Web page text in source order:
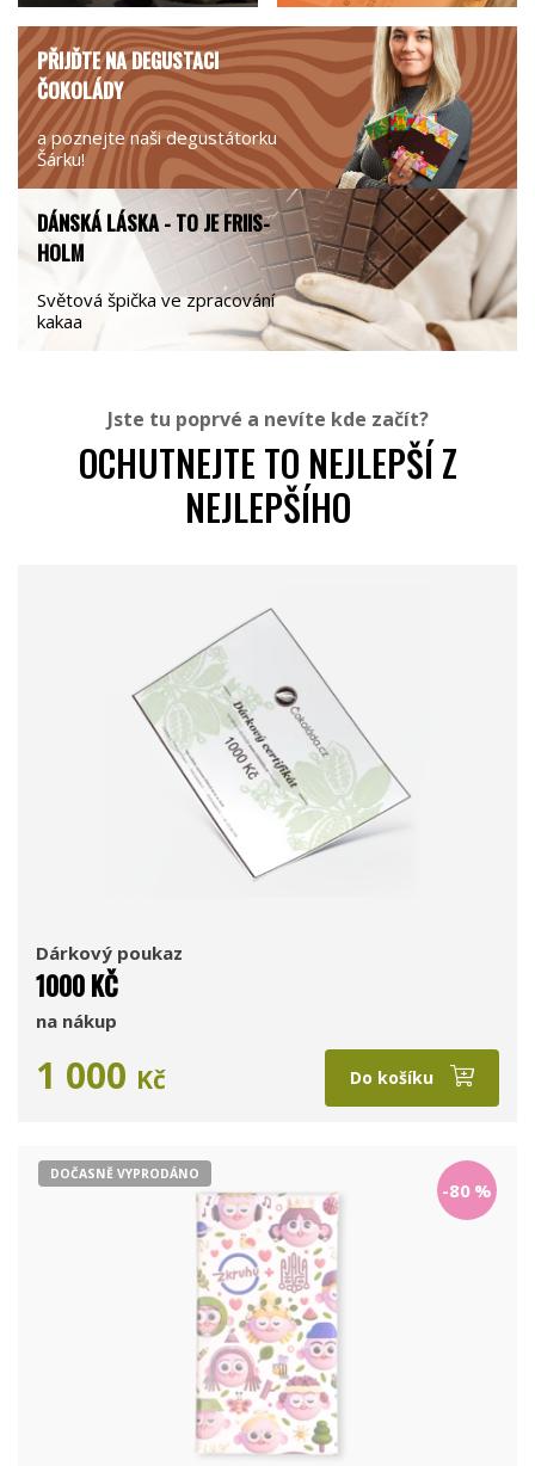
PŘIJĎTE NA DEGUSTACI
ČOKOLÁDY
a poznejte naši degustátorku
Šárku!
DÁNSKÁ LÁSKA - TO JE FRIIS-
HOLM
Světová špička ve zpracování
kakaa
Jste tu poprvé a nevíte kde začít?
OCHUTNEJTE TO NEJLEPŠÍ Z
NEJLEPŠÍHO
Dárkový poukaz
1000 KČ
na nákup
1 000 Kč Do košíku
-80 %
DOČASNĚ VYPRODÁNO